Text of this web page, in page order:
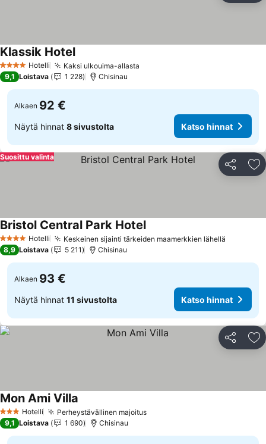
4 Tähtiluokitus
Hotelli Kaksi ulkouima-allasta
Klassik Hotel
9,1 Loistava 1 228 Chisinau
Alkaen 92 €
Näytä hinnat 8 sivustolta Katso hinnat
Jaa
Suosittu valinta
4 Tähtiluokitus
Hotelli Keskeinen sijainti tärkeiden maamerkkien lähellä
Bristol Central Park Hotel
8,9 Loistava 5 211 Chisinau
Alkaen 93 €
Näytä hinnat 11 sivustolta Katso hinnat
Jaa
3 Tähtiluokitus
Hotelli Perheystävällinen majoitus
Mon Ami Villa
9,1 Loistava 1 690 Chisinau